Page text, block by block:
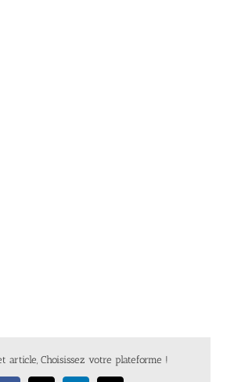
article, Choisissez votre plateforme !